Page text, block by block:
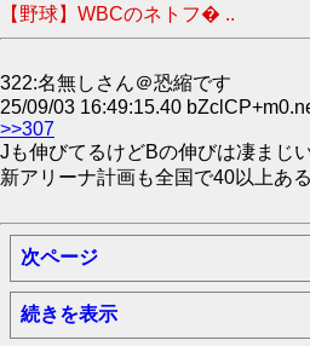
【野球】WBCのネトフ� ..
322:名無しさん＠恐縮です
25/09/03 16:49:15.40
>>307
Jも伸びてるけどBの伸びは凄まじ
新アリーナ計画も全国で40以上あ
次ページ
続きを表示